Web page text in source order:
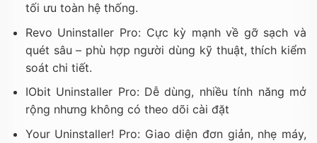
tối ưu toàn hệ thống.
Revo Uninstaller Pro: Cực kỳ mạnh về gỡ sạch và
quét sâu – phù hợp người dùng kỹ thuật, thích kiểm
soát chi tiết.
IObit Uninstaller Pro: Dễ dùng, nhiều tính năng mở
rộng nhưng không có theo dõi cài đặt
Your Uninstaller! Pro: Giao diện đơn giản, nhẹ máy,